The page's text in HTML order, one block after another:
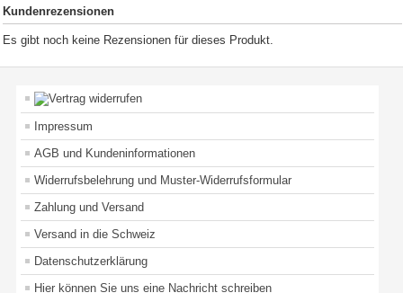
Kundenrezensionen
Es gibt noch keine Rezensionen für dieses Produkt.
Impressum
AGB und Kundeninformationen
Widerrufsbelehrung und Muster-Widerrufsformular
Zahlung und Versand
Versand in die Schweiz
Datenschutzerklärung
Hier können Sie uns eine Nachricht schreiben